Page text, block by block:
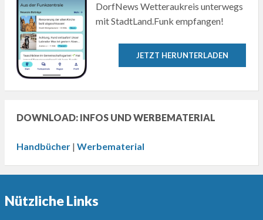
DorfNews Wetteraukreis unterwegs
mit StadtLand.Funk empfangen!
JETZT HERUNTERLADEN
DOWNLOAD: INFOS UND WERBEMATERIAL
Handbücher| Werbematerial
Nützliche Links